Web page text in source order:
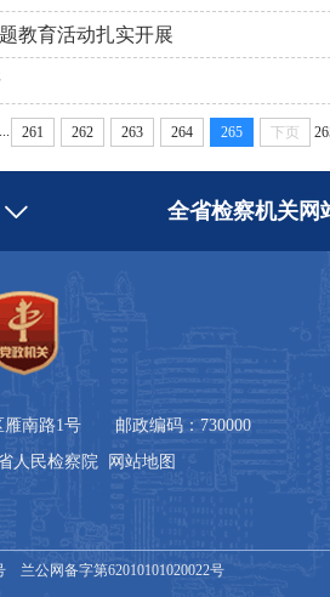
教育活动扎实开展
261 262 263 264 265 下页
全省检察机关网
雁南路1号 邮政编码：730000
人民检察院
网站地图
兰公网备字第62010101020022号